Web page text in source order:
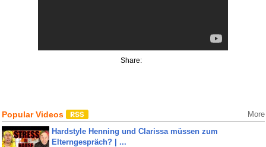
Share:
Popular Videos More
Hardstyle Henning und Clarissa müssen zum
Elterngespräch? | ...